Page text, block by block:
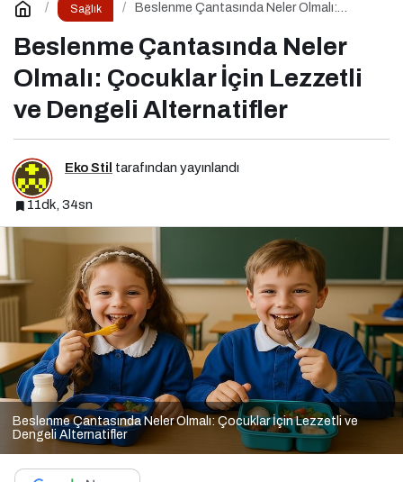
Sağlık
Beslenme Çantasında Neler Olmalı:
Alternatifler
Beslenme Çantasında Neler
Olmalı: Çocuklar İçin Lezzetli
ve Dengeli Alternatifler
Eko Stil tarafından yayınlandı
11dk, 34sn
Beslenme Çantasında Neler Olmalı: Çocuklar İçin Lezzetli ve
Dengeli Alternatifler